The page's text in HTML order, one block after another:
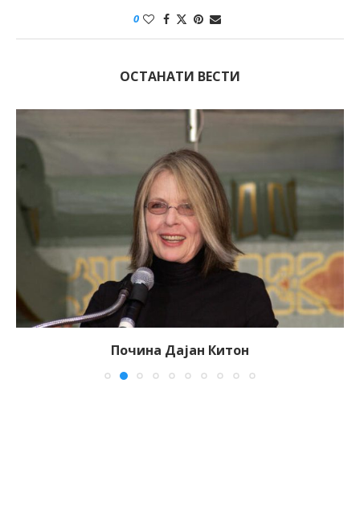
0
ОСТАНАТИ ВЕСТИ
Почина Дајан Китон